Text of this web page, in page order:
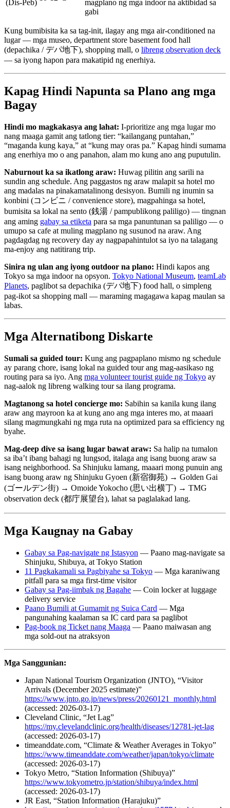
(Dis-Peb)
magplano ng mga indoor na aktibidad sa
gabi
Kung bumibisita ka sa tag-init, ilagay ang mga air-conditioned na
lugar — mga museo, department store basement food hall
(depachika / デパ地下), shopping mall, o libreng observation deck
— sa iyong hapon para makatipid ng enerhiya.
Kapag Hindi Napunta sa Plano ang mga
Bagay
Hindi mo magkakasya ang lahat: I-prioritize ang mga lugar mo
nang maaga gamit ang tatlong tier: “kailangang puntahan,”
“maganda kung kaya,” at “kung may oras pa.” Kapag hindi sumama
ang enerhiya mo o ang panahon, alam mo kung ano ang puputulin.
Naburnout ka sa ikatlong araw: Huwag pilitin ang sarili na
sundin ang schedule. Ang paggastos ng araw malapit sa hotel mo
ang madalas na pinakamatalinong desisyon. Bumili ng inumin sa
konbini (コンビニ / convenience store), magpahinga sa hotel,
bumisita sa lokal na sento (銭湯 / pampublikong paliligo) — tingnan
ang aming gabay sa etiketa para sa mga panuntunan sa paliligo — o
umupo sa cafe at muling magplano ng susunod na araw. Ang
pagdagdag ng recovery day ay nagpapahintulot sa iyo na talagang
ma-enjoy ang natitirang trip.
Sinira ng ulan ang iyong outdoor na plano: Hindi kapos ang
Tokyo sa mga indoor na opsyon. Tokyo National Museum, teamLab
Planets, paglibot sa depachika (デパ地下) food hall, o simpleng
pag-ikot sa shopping mall — maraming magagawa kapag maulan sa
labas.
Mga Alternatibong Diskarte
Sumali sa guided tour: Kung ang pagpaplano mismo ng schedule
ay parang chore, isang lokal na guided tour ang mag-aasikaso ng
routing para sa iyo. Ang mga volunteer tourist guide ng Tokyo ay
nag-aalok ng libreng walking tour sa ilang programa.
Magtanong sa hotel concierge mo: Sabihin sa kanila kung ilang
araw ang mayroon ka at kung ano ang mga interes mo, at maaari
silang magmungkahi ng mga ruta na optimized para sa efficiency ng
byahe.
Mag-deep dive sa isang lugar bawat araw: Sa halip na tumalon
sa iba’t ibang bahagi ng lungsod, italaga ang isang buong araw sa
isang neighborhood. Sa Shinjuku lamang, maaari mong punuin ang
isang buong araw ng Shinjuku Gyoen (新宿御苑) → Golden Gai
(ゴールデン街) → Omoide Yokocho (思い出横丁) → TMG
observation deck (都庁展望台), lahat sa paglalakad lang.
Mga Kaugnay na Gabay
Gabay sa Pag-navigate ng Istasyon — Paano mag-navigate sa
Shinjuku, Shibuya, at Tokyo Station
11 Pagkakamali sa Pagbiyahe sa Tokyo — Mga karaniwang
pitfall para sa mga first-time visitor
Gabay sa Pag-iimbak ng Bagahe — Coin locker at luggage
delivery service
Paano Bumili at Gumamit ng Suica Card — Mga
pangunahing kaalaman sa IC card para sa paglibot
Pag-book ng Ticket nang Maaga — Paano maiwasan ang
mga sold-out na atraksyon
Mga Sanggunian:
Japan National Tourism Organization (JNTO), “Visitor
Arrivals (December 2025 estimate)”
https://www.jnto.go.jp/news/press/20260121_monthly.html
(accessed: 2026-03-17)
Cleveland Clinic, “Jet Lag”
https://my.clevelandclinic.org/health/diseases/12781-jet-lag
(accessed: 2026-03-17)
timeanddate.com, “Climate & Weather Averages in Tokyo”
https://www.timeanddate.com/weather/japan/tokyo/climate
(accessed: 2026-03-17)
Tokyo Metro, “Station Information (Shibuya)”
https://www.tokyometro.jp/station/shibuya/index.html
(accessed: 2026-03-17)
JR East, “Station Information (Harajuku)”